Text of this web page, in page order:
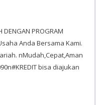
DENGAN PROGRAM
Anda Bersama Kami.
nMudah,Cepat,Aman
bisa diajukan